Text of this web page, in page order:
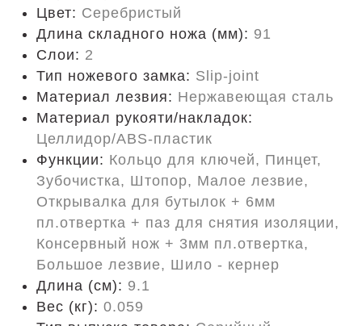
Цвет: Серебристый
Длина складного ножа (мм): 91
Слои: 2
Тип ножевого замка: Slip-joint
Материал лезвия: Нержавеющая сталь
Материал рукояти/накладок:
Целлидор/ABS-пластик
Функции: Кольцо для ключей, Пинцет,
Зубочистка, Штопор, Малое лезвие,
Открывалка для бутылок + 6мм
пл.отвертка + паз для снятия изоляции,
Консервный нож + 3мм пл.отвертка,
Большое лезвие, Шило - кернер
Длина (cм): 9.1
Вес (кг): 0.059